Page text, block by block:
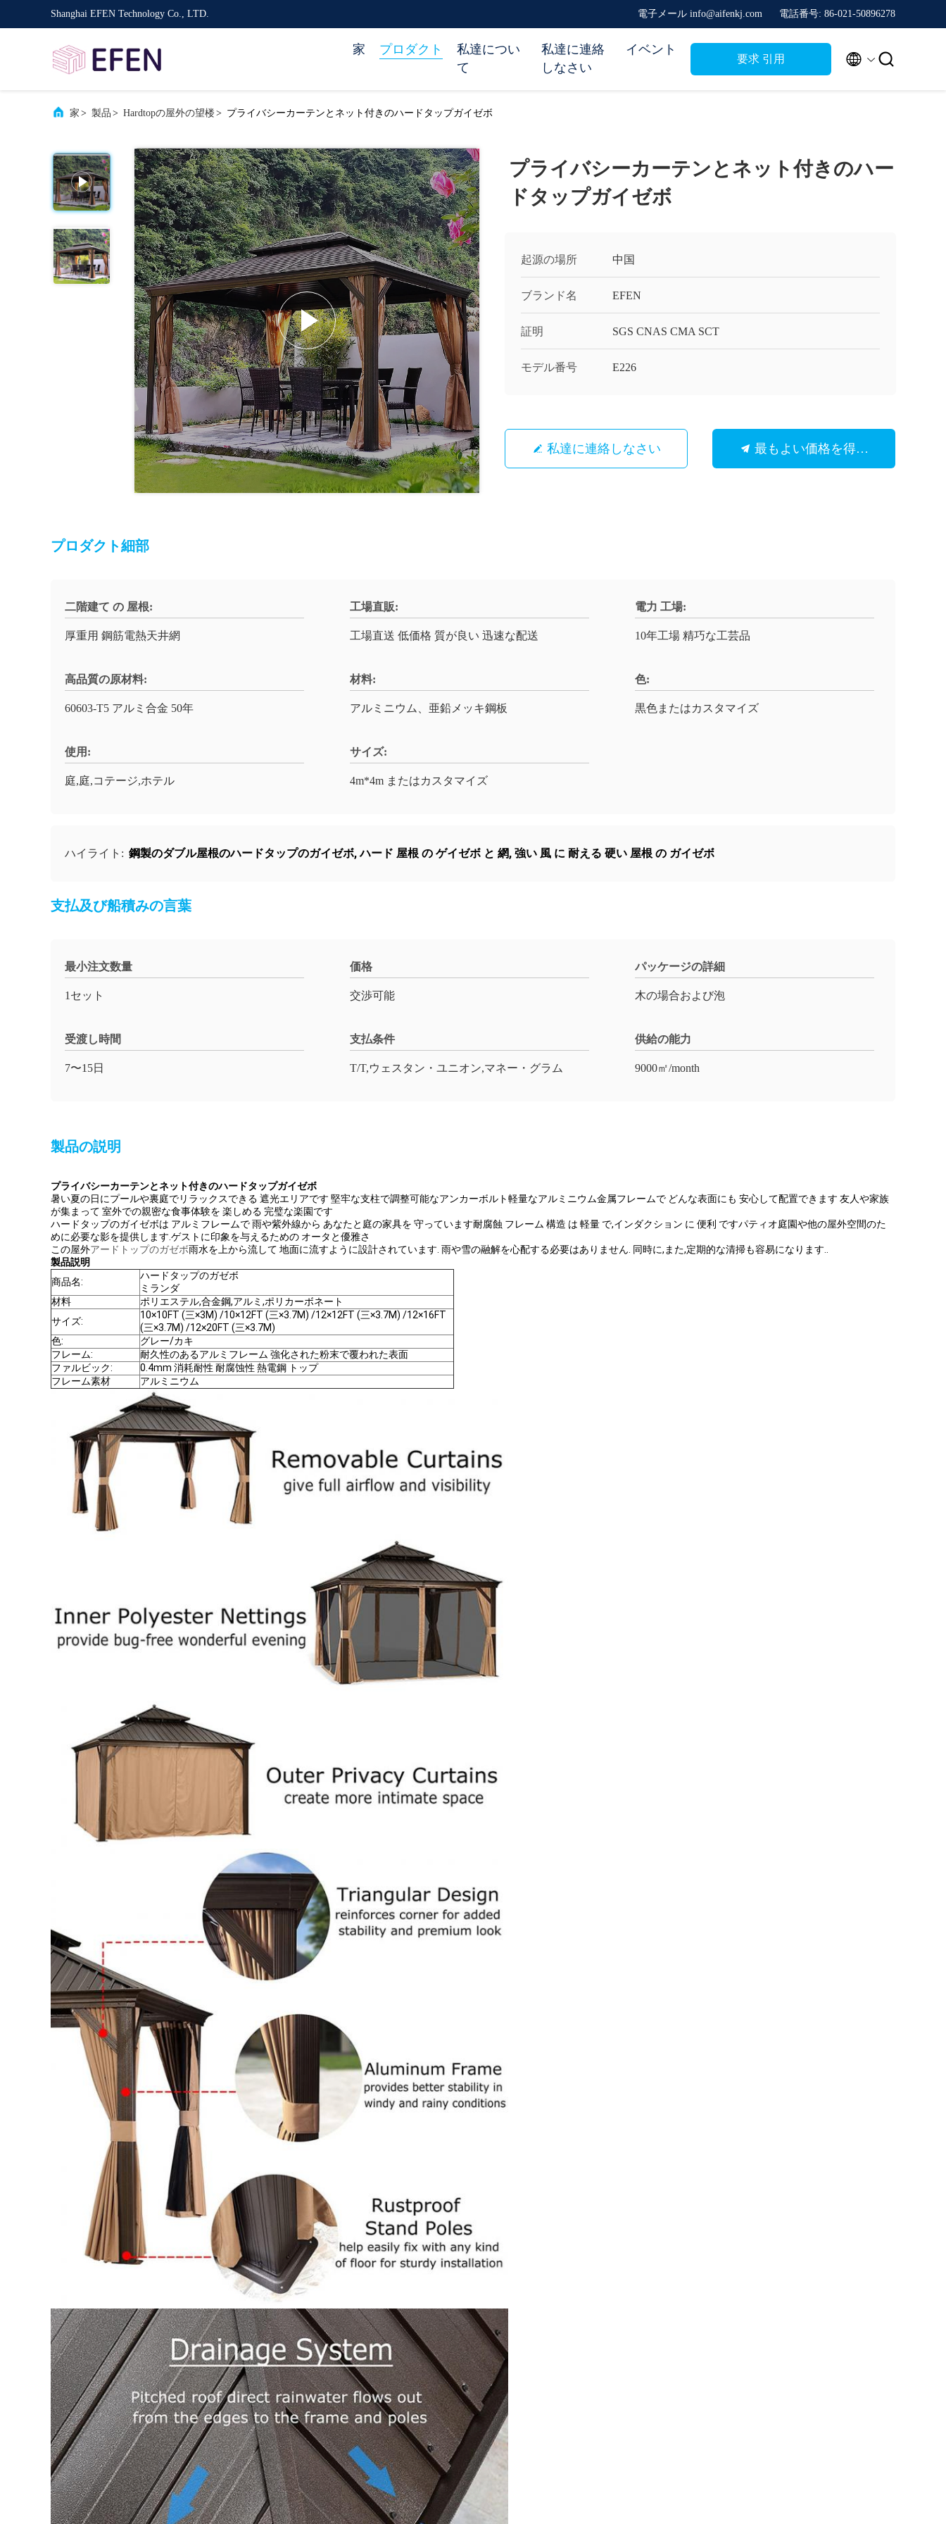
Shanghai EFEN Technology Co., LTD. 電子メール info@aifenkj.com 電話番号: 86-021-50896278
家 プロダクト
私達につい
て
私達に連絡
しなさい
イベント
要求 引用  
家 > 製品 > Hardtopの屋外の望楼 > プライバシーカーテンとネット付きのハードタップガイゼボ
プライバシーカーテンとネット付きのハー
ドタップガイゼボ
起源の場所 中国
ブランド名 EFEN
証明 SGS CNAS CMA SCT
モデル番号 E226
私達に連絡しなさい 最もよい価格を得なさい
プロダクト細部
二階建て の 屋根:
厚重用 鋼筋電熱天井網
工場直販:
工場直送 低価格 質が良い 迅速な配送
電力 工場:
10年工場 精巧な工芸品
高品質の原材料:
60603-T5 アルミ合金 50年
材料:
アルミニウム、亜鉛メッキ鋼板
色:
黒色またはカスタマイズ
使用:
庭,庭,コテージ,ホテル
サイズ:
4m*4m またはカスタマイズ
ハイライト: 鋼製のダブル屋根のハードタップのガイゼボ,ハード 屋根 の ゲイゼボ と 網, 強い 風 に 耐える 硬い 屋根 の ガイゼボ
支払及び船積みの言葉
最小注文数量
1セット
価格
交渉可能
パッケージの詳細
木の場合および泡
受渡し時間
7〜15日
支払条件
T/T,ウェスタン・ユニオン,マネー・グラム
供給の能力
9000㎡/month
製品の説明
プライバシーカーテンとネット付きのハードタップガイゼボ
暑い夏の日にプールや裏庭でリラックスできる 遮光エリアです 堅牢な支柱で調整可能なアンカーボルト軽量なアルミニウム金属フレームで どんな表面にも 安心して配置できます 友人や家族
が集まって 室外での親密な食事体験を 楽しめる 完璧な楽園です
ハードタップのガイゼボは アルミフレームで 雨や紫外線から あなたと庭の家具を 守っています耐腐蝕 フレーム 構造 は 軽量 で,インダクション に 便利 ですパティオ庭園や他の屋外空間のた
めに必要な影を提供します. ゲストに印象を与えるための オータと優雅さ
この屋外アードトップのガゼボ雨水を上から流して 地面に流すように設計されています. 雨や雪の融解を心配する必要はありません. 同時に,また,定期的な清掃も容易になります..
製品説明
商品名:
ハードタップのガゼボ
ミランダ
材料
ポリエステル,合金鋼,アルミ,ポリカーボネート
サイズ:
10×10FT (三×3M) /10×12FT (三×3.7M) /12×12FT (三×3.7M) /12×16FT
(三×3.7M) /12×20FT (三×3.7M)
色:
グレー/カキ
フレーム:
耐久性のあるアルミフレーム 強化された粉末で覆われた表面
ファルビック:
0.4mm 消耗耐性 耐腐蚀性 熱電鋼 トップ
フレーム素材
アルミニウム